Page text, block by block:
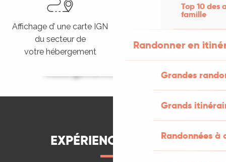
Top 10 des
famille
Randonner en
Grandes
Grands
Randonnées
Affichage d’ une carte IGN
du secteur de
votre hébergement
Transport de bagages
par le propriétaire ou une
Hébergements Rando Étapes
LIRE LA SUITE
EXPÉRIENCE À VIVRE